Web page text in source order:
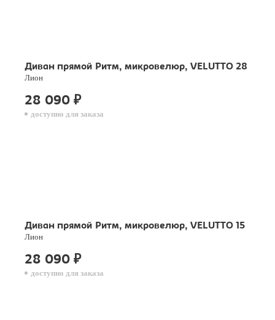
Диван прямой Ритм, микровелюр, VELUTTO 28
Лион
28 090 ₽
доступно для заказа
Диван прямой Ритм, микровелюр, VELUTTO 15
Лион
28 090 ₽
доступно для заказа